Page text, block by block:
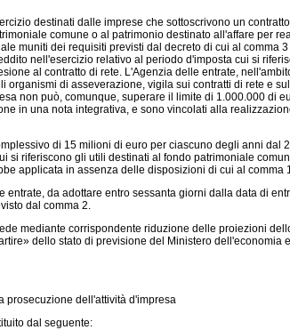
destinati dalle imprese che sottoscrivono un
comune o al patrimonio destinato all'affare per
muniti dei requisiti previsti dal decreto di cui al comma
nell'esercizio relativo al periodo d'imposta cui si
al contratto di rete. L'Agenzia delle entrate,
organismi di asseverazione, vigila sui contratti di rete e
non può, comunque, superare il limite di 1.000.000 di
in una nota integrativa, e sono vincolati alla
di 15 milioni di euro per ciascuno degli anni dal
riferiscono gli utili destinati al fondo patrimoniale
applicata in assenza delle disposizioni di cui al comma
da adottare entro sessanta giorni dalla data di
dal comma 2.
mediante corrispondente riduzione delle proiezioni
dello stato di previsione del Ministero dell'economia
prosecuzione dell'attività d'impresa
dal seguente: